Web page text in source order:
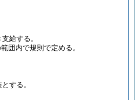
給する。
囲内で規則で定める。
する。